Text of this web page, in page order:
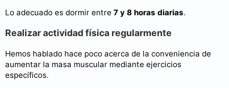
Lo adecuado es dormir entre 7 y 8 horas diarias.
Realizar actividad física regularmente
Hemos hablado hace poco acerca de la conveniencia de
aumentar la masa muscular mediante ejercicios
específicos.